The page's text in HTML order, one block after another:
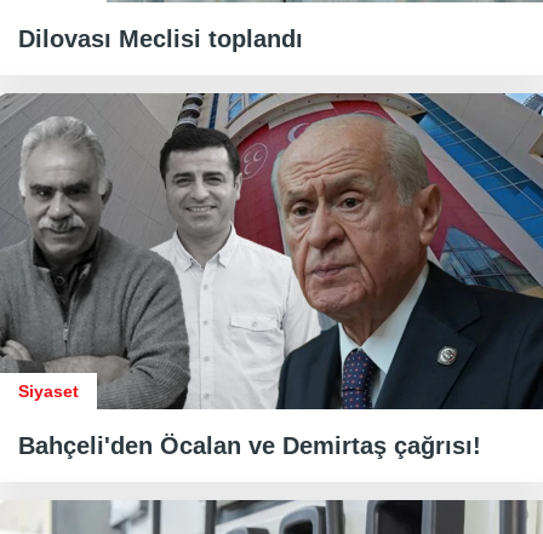
Dilovası Meclisi toplandı
Siyaset
Bahçeli'den Öcalan ve Demirtaş çağrısı!